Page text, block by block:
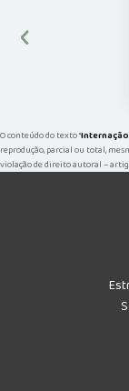
‹
O conteúdo do texto "
reprodução, parcial ou total,
violação de direito autoral –